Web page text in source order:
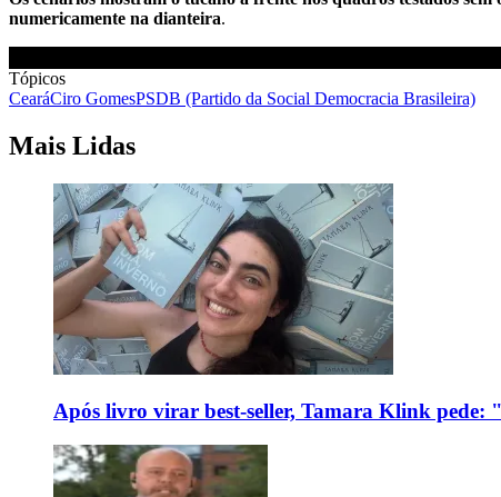
numericamente na dianteira.
Tópicos
CearáCiro GomesPSDB (Partido da Social Democracia Brasileira)
Mais Lidas
Após livro virar best-seller, Tamara Klink pede: